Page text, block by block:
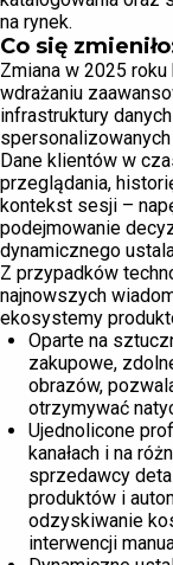
na rynek.
Co się
Zmiana w 2025
wdrażaniu
infrastruktury
Dane klientów w
przeglądania,
kontekst sesji –
podejmowanie
dynamicznego
Z przypadków
najnowszych
ekosystemy
Oparte na
zakupowe,
obrazów,
otrzymywać
Ujednolicone
kanałach i na
sprzedawcy
produktów i
odzyskiwanie
interwencji